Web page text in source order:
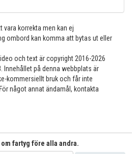
korrekta men kan ej
ombord kan komma att bytas ut eller
och text är copyright 2016-2026
Innehållet på denna webbplats är
kommersiellt bruk och får inte
något annat ändamål, kontakta
om fartyg före alla andra.